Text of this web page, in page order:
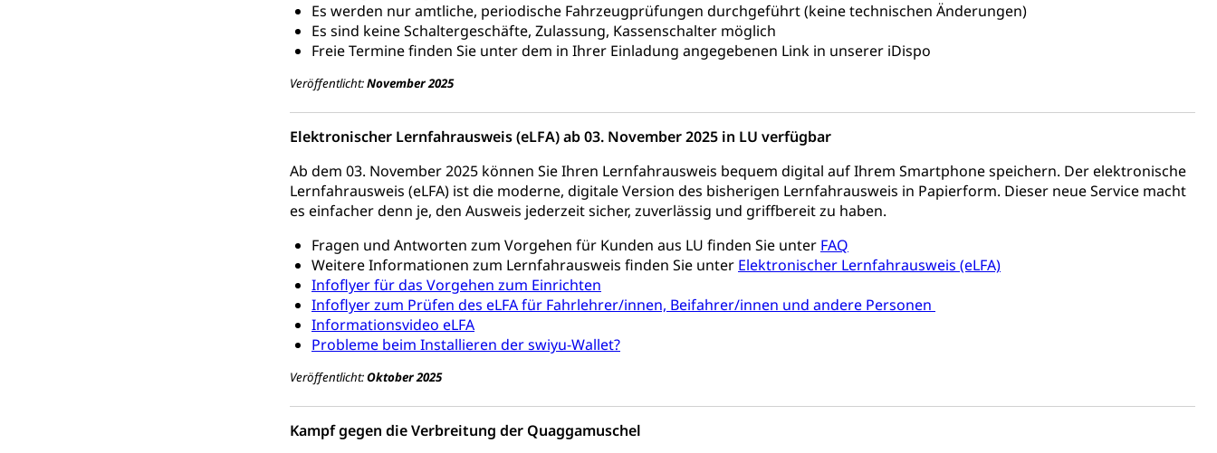
Es werden nur amtliche, periodische Fahrzeugprüfungen durchgeführt (keine technischen Änderungen)
Es sind keine Schaltergeschäfte, Zulassung, Kassenschalter möglich
Freie Termine finden Sie unter dem in Ihrer Einladung angegebenen Link in unserer iDispo
Veröffentlicht:November 2025
Elektronischer Lernfahrausweis (eLFA) ab 03. November 2025 in LU verfügbar
Ab dem 03. November 2025 können Sie Ihren Lernfahrausweis bequem digital auf Ihrem Smartphone speichern. Der elektronische
Lernfahrausweis (eLFA) ist die moderne, digitale Version des bisherigen Lernfahrausweis in Papierform. Dieser neue Service macht
es einfacher denn je, den Ausweis jederzeit sicher, zuverlässig und griffbereit zu haben.
Fragen und Antworten zum Vorgehen für Kunden aus LU finden Sie unter FAQ
Weitere Informationen zum Lernfahrausweis finden Sie unter Elektronischer Lernfahrausweis (eLFA)
Infoflyer für das Vorgehen zum Einrichten
Infoflyer zum Prüfen des eLFA für Fahrlehrer/innen, Beifahrer/innen und andere Personen
Informationsvideo eLFA
Probleme beim Installieren der swiyu-Wallet?
Veröffentlicht:Oktober 2025
Kampf gegen die Verbreitung der Quaggamuschel
Strafverfahren Staatsanwaltschaft Strafregisterauszug bestellen (EJPD)
Vormundschaft
Vormund, Amtsvormund, Mündel, Vormundschaftsbehörde, Kindesschutz, Jugendschutz
Kindes- und Erwachsenenschutz KESB
Umwelt und Bauen
Abfall
Abfallentsorgung, Kehrichtabfuhr, Müllabfuhr
Bodenschutz, Landschaftsschutz, Gewässerschutz, Naturschutz, Umweltschutz
Natur (Dienststelle Landwirtschaft und Wald) Natur- und Lanschaftsschutz (GEO-Portal rawi)
Chemie und Gifte
Giftabfälle, Giftmüll, Schadstoffe, Giftstoffe, Störfall
Sonderabfälle und Gifte (Umweltberatung Luzern)
Eigentum
Liegenschaft, Immobilie, Grundstück
ÖREB-Kataster Grundeigentümerabfrage
Energie